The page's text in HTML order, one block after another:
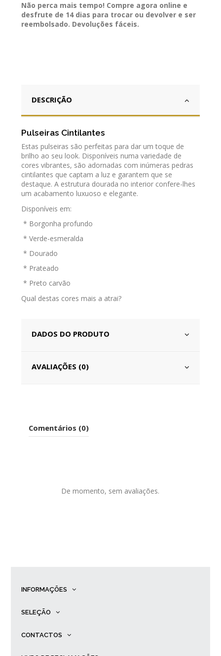
Não perca mais tempo! Compre agora online e
desfrute de 14 dias para trocar ou devolver e ser
reembolsado. Devoluções fáceis.
DESCRIÇÃO
Pulseiras Cintilantes
Estas pulseiras são perfeitas para dar um toque de
brilho ao seu look. Disponíveis numa variedade de
cores vibrantes, são adornadas com inúmeras pedras
cintilantes que captam a luz e garantem que se
destaque. A estrutura dourada no interior confere-lhes
um acabamento luxuoso e elegante.
Disponíveis em:
* Borgonha profundo
* Verde-esmeralda
* Dourado
* Prateado
* Preto carvão
Qual destas cores mais a atrai?
DADOS DO PRODUTO
AVALIAÇÕES (0)
Comentários (0)
De momento, sem avaliações.
INFORMAÇÕES
SELEÇÃO
CONTACTOS